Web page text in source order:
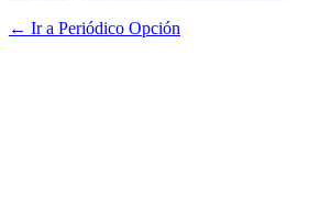
← Ir a Periódico Opción